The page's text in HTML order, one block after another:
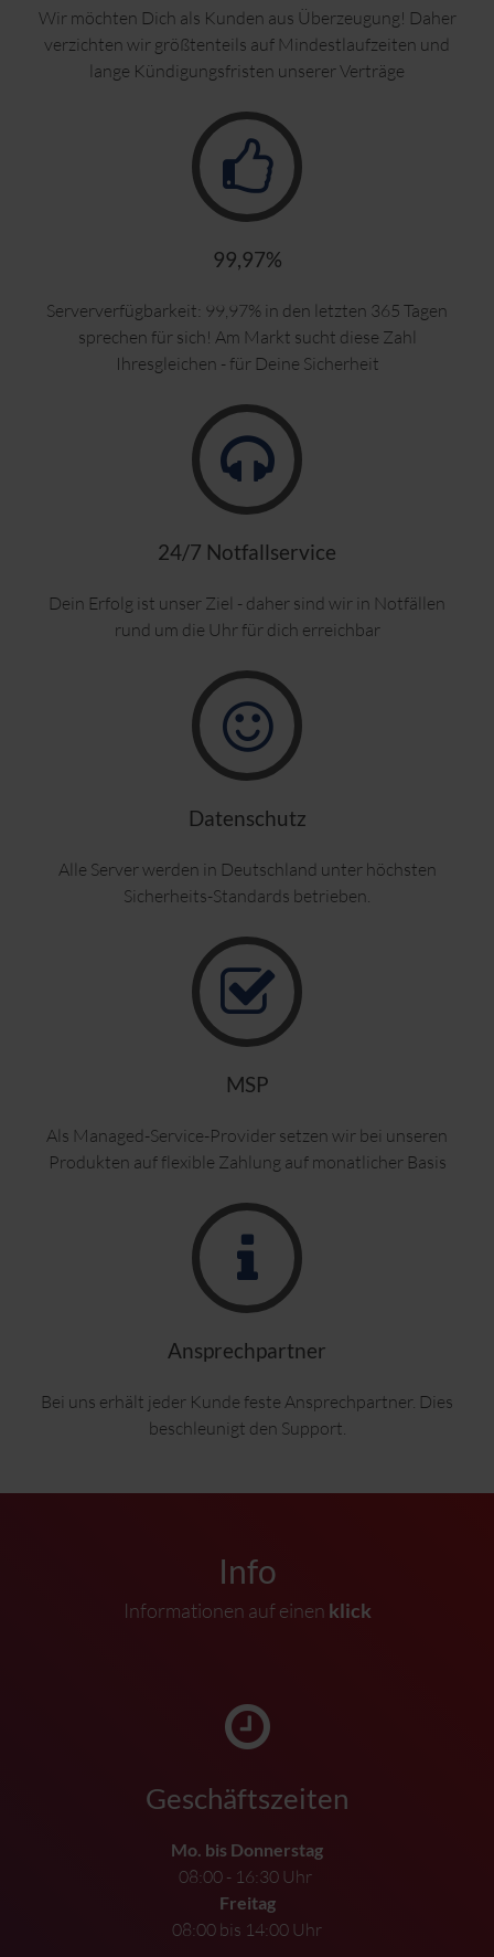
Wir möchten Dich als Kunden aus Überzeugung! Daher
verzichten wir größtenteils auf Mindestlaufzeiten und
lange Kündigungsfristen unserer Verträge
99,97%
Serververfügbarkeit: 99,97% in den letzten 365 Tagen
sprechen für sich! Am Markt sucht diese Zahl
Ihresgleichen - für Deine Sicherheit
24/7 Notfallservice
Dein Erfolg ist unser Ziel - daher sind wir in Notfällen
rund um die Uhr für dich erreichbar
Datenschutz
Alle Server werden in Deutschland unter höchsten
Sicherheits-Standards betrieben.
MSP
Als Managed-Service-Provider setzen wir bei unseren
Produkten auf flexible Zahlung auf monatlicher Basis
Ansprechpartner
Bei uns erhält jeder Kunde feste Ansprechpartner. Dies
beschleunigt den Support.
Info
Informationen auf einen klick
Geschäftszeiten
Mo. bis Donnerstag
08:00 - 16:30 Uhr
Freitag
08:00 bis 14:00 Uhr